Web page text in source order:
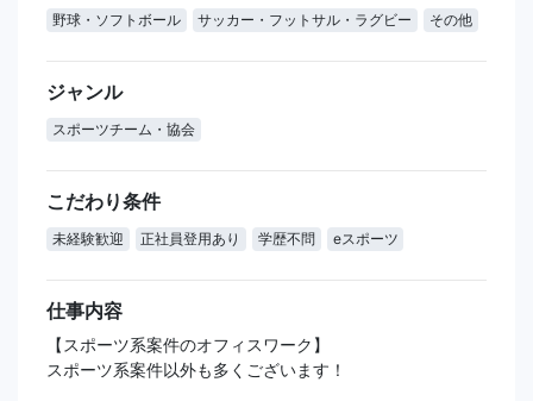
野球・ソフトボール サッカー・フットサル・ラグビー その他
ジャンル
スポーツチーム・協会
こだわり条件
未経験歓迎 正社員登用あり 学歴不問 eスポーツ
仕事内容
【スポーツ系案件のオフィスワーク】
スポーツ系案件以外も多くございます！